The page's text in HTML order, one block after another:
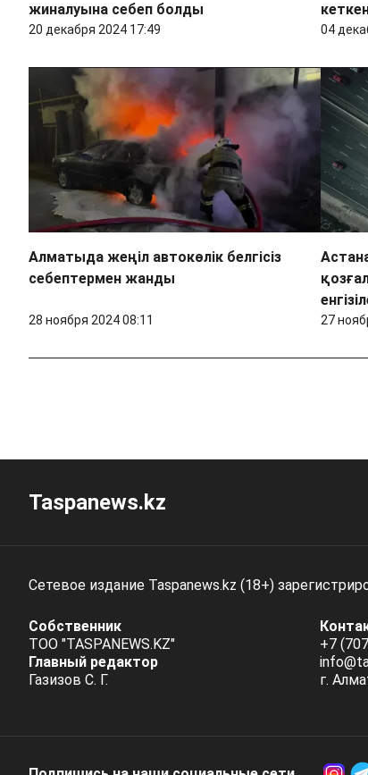
жиналуына себеп болды
20 декабря 2024 17:49 04
Алматыда жеңіл автокөлік белгісіз
себептермен жанды
28 ноября 2024 08:11 27
Taspanews.kz
Сетевое издание Taspanews.kz (18+)
Собственник
ТОО "TASPANEWS.KZ"
Главный редактор
Газизов С. Г.
+7
г.